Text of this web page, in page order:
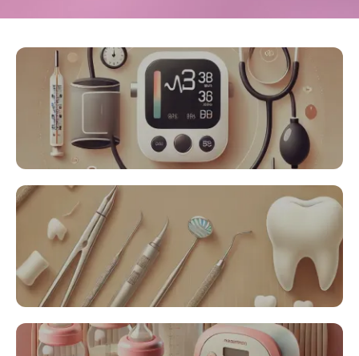
تجهیزات پزشکی و خانگی و حرفه‌ای
محصولات دندان‌پزشکی و مصرفی